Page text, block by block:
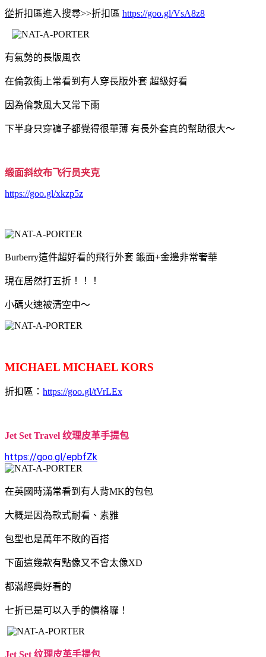
從折扣區進入搜尋>>折扣區 https://goo.gl/VsA8z8
有氣勢的長版風衣
在倫敦街上常看到有人穿長版外套 超級好看
因為倫敦風大又常下雨
下半身只穿褲子都覺得很單薄 有長外套真的幫助很大～
缎面斜纹布飞行员夹克
https://goo.gl/xkzp5z
Burberry這件超好看的飛行外套 鍛面+金邊非常奢華
現在居然打五折！！！
小碼火速被清空中～
MICHAEL MICHAEL KORS
折扣區： https://goo.gl/tVrLEx
Jet Set Travel 纹理皮革手提包
https://goo.gl/epbfZk
在英國時滿常看到有人背MK的包包
大概是因為款式耐看、素雅
包型也是萬年不敗的百搭
下面這幾款有點像又不會太像XD
都滿經典好看的
七折已是可以入手的價格囉！
Jet Set 纹理皮革手提包